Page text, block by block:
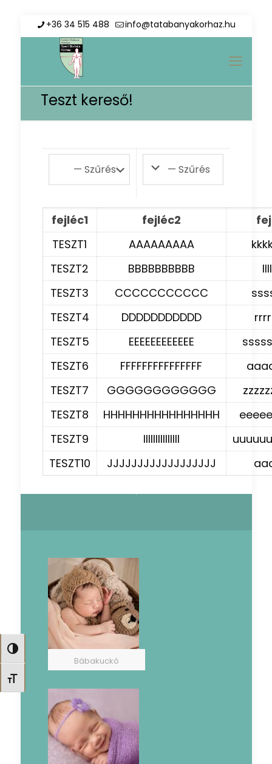
Nagy kontraszt váltása
Betűméret váltása
+36 34 515 488 info@tatabanyakorhaz.hu
Teszt kereső!
fejléc1 fejléc2
TESZT1
AAAAAAAAA
TESZT2
BBBBBBBBBB
TESZT3
CCCCCCCCCCC
TESZT4
DDDDDDDDDDD
TESZT5
EEEEEEEEEEEE
TESZT6
FFFFFFFFFFFFFFF
TESZT7
GGGGGGGGGGGG
TESZT8
HHHHHHHHHHHHHHHH
TESZT9
IIIIIIIIIIIIIII
TESZT10
JJJJJJJJJJJJJJJJJJ
Bábakuckó